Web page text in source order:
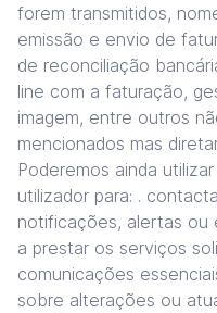
forem transmitidos,
emissão e envio de
de reconciliação
line com a faturação,
imagem, entre outros
mencionados mas
Poderemos ainda
utilizador para: .
notificações, alertas ou
a prestar os serviços
comunicações
sobre alterações ou